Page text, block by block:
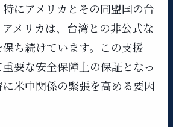
にアメリカとその同盟国の台
メリカは、台湾との非公式な
ち続けています。この支援
要な安全保障上の保証となっ
米中関係の緊張を高める要因